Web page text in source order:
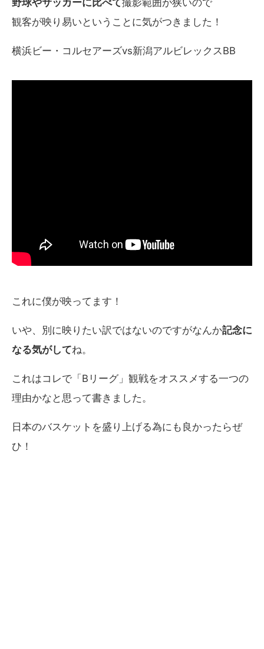
観客が映り易いということに気がつきました！
横浜ビー・コルセアーズvs新潟アルビレックスBB
これに僕が映ってます！
いや、別に映りたい訳ではないのですがなんか記念に
なる気がしてね。
これはコレで「Bリーグ」観戦をオススメする一つの
理由かなと思って書きました。
日本のバスケットを盛り上げる為にも良かったらぜ
ひ！